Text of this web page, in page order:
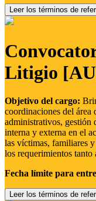
Leer los términos de
Litigio
Objetivo del cargo:
coordinaciones del
administrativos, gestión
interna y externa en el
las víctimas, familiares
los requerimientos
Fecha límite para
Leer los términos de